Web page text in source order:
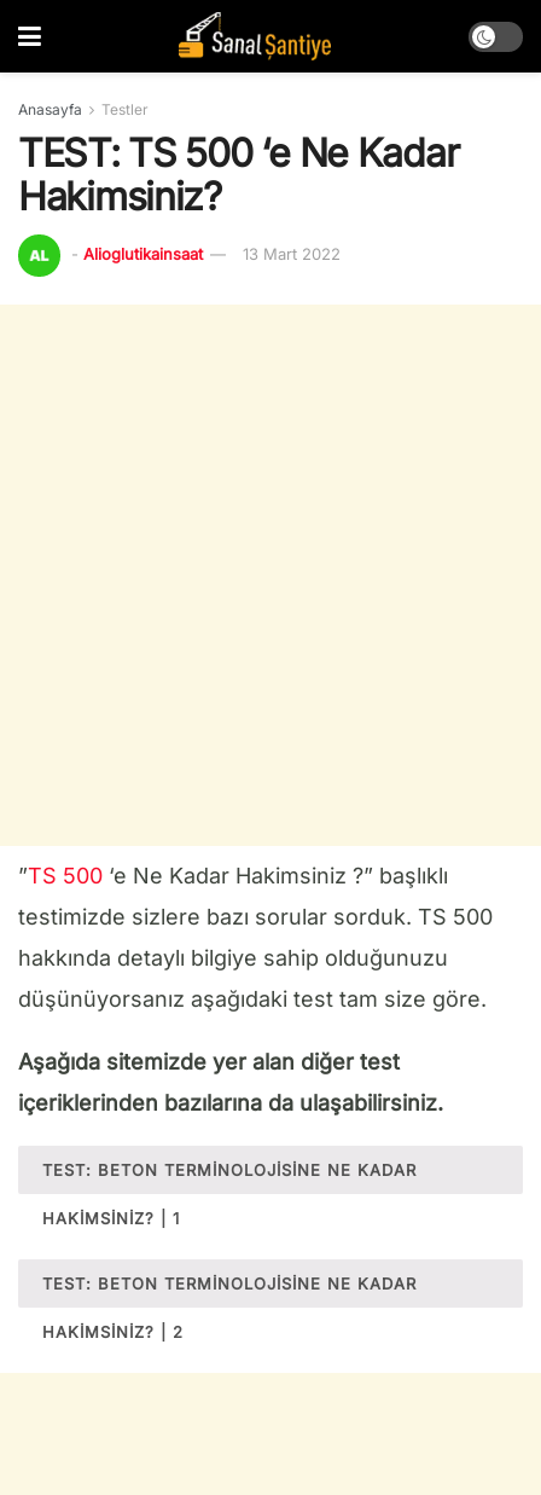
Anasayfa Testler
TEST: TS 500 ‘e Ne Kadar
Hakimsiniz?
- Alioglutikainsaat 13 Mart 2022
”TS 500 ‘e Ne Kadar Hakimsiniz ?” başlıklı
testimizde sizlere bazı sorular sorduk. TS 500
hakkında detaylı bilgiye sahip olduğunuzu
düşünüyorsanız aşağıdaki test tam size göre.
Aşağıda sitemizde yer alan diğer test
içeriklerinden bazılarına da ulaşabilirsiniz.
TEST: BETON TERMINOLOJISINE NE KADAR
HAKIMSINIZ? | 1
TEST: BETON TERMINOLOJISINE NE KADAR
HAKIMSINIZ? | 2